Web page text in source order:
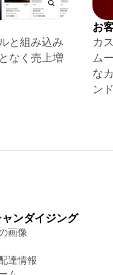
と組み込み
なく売上増
お
カ
ム
な
ン
ンダイジング
画像
達情報